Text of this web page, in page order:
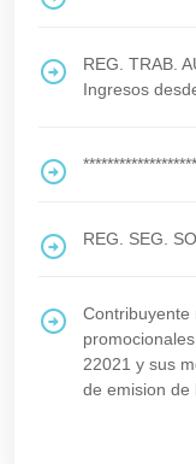
REG. TRAB.
Ingresos
REG. SEG.
Contribuyente
22021 y sus
de emision de